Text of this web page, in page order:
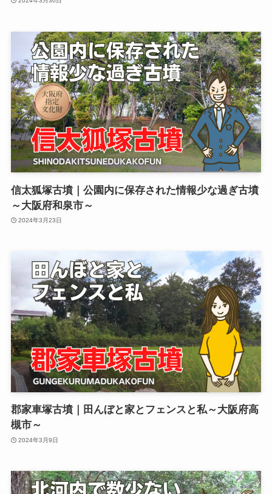
信太狐塚古墳｜公園内に保存された情報少な過ぎ古墳
～大阪府和泉市～
2024年3月23日
郡家車塚古墳｜田んぼと家とフェンスと私～大阪府高
槻市～
2024年3月9日